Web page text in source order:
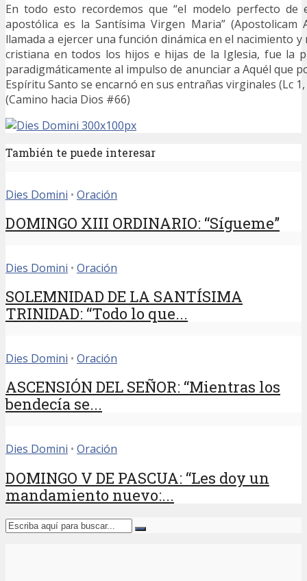
En todo esto recordemos que “el modelo perfecto de
apostólica es la Santísima Virgen Maria” (Apostolicam
llamada a ejercer una función dinámica en el nacimiento y
cristiana en todos los hijos e hijas de la Iglesia, fue la
paradigmáticamente al impulso de anunciar a Aquél que
Espíritu Santo se encarnó en sus entrañas virginales (Lc 1,
(Camino hacia Dios #66)
También te puede interesar
Dies Domini • Oración
DOMINGO XIII ORDINARIO: “Sígueme”
Dies Domini • Oración
SOLEMNIDAD DE LA SANTÍSIMA
TRINIDAD: “Todo lo que...
Dies Domini • Oración
ASCENSIÓN DEL SEÑOR: “Mientras los
bendecía se...
Dies Domini • Oración
DOMINGO V DE PASCUA: “Les doy un
mandamiento nuevo:...